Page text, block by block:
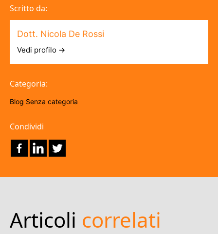
Scritto da:
Dott. Nicola De Rossi
Vedi profilo →
Categoria:
Blog Senza categoria
Condividi
Articoli correlati